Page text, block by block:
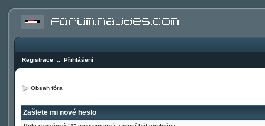
Registrace :: Přihlášení
Obsah fóra
Zašlete mi nové heslo